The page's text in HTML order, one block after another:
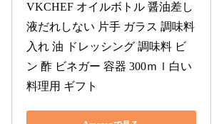
VKCHEF オイルボトル 醤油差し
液だれしない 片手 ガラス 調味料
入れ 油 ドレッシング 調味料 ビ
ン 酢 ビネガー 容器 300ｍｌ白い
料理用 ギフト